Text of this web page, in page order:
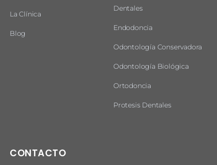
La Clínica
Blog
Dentales
Endodoncia
Odontología Conservadora
Odontología Biológica
Ortodoncia
Protesis Dentales
CONTACTO